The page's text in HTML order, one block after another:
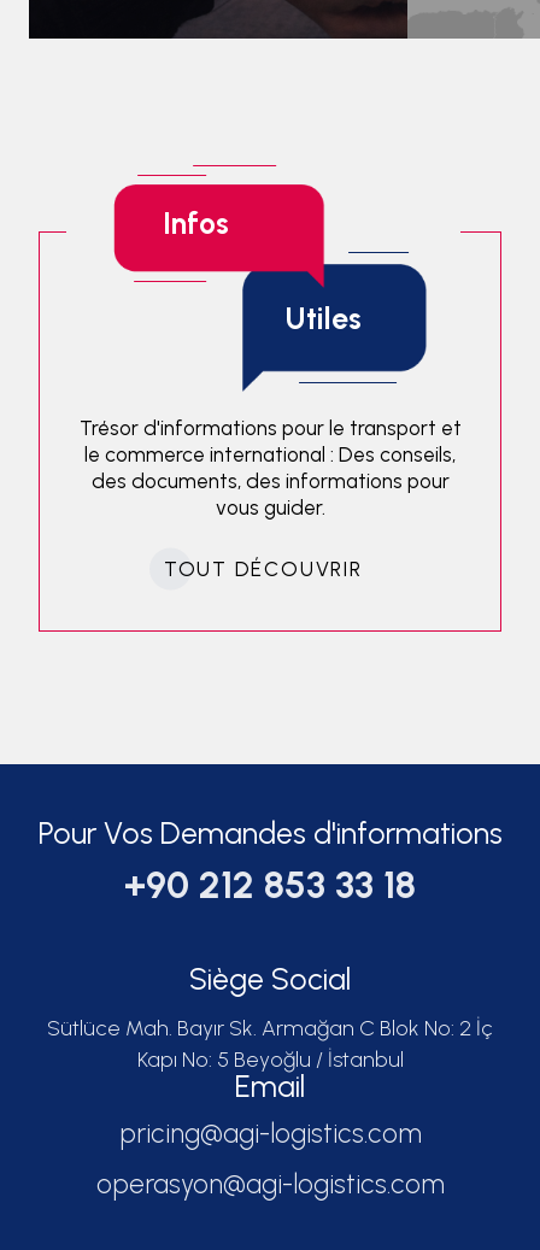
Infos
Utiles
Trésor d'informations pour le transport et
le commerce international : Des conseils,
des documents, des informations pour
vous guider.
TOUT DÉCOUVRIR
Pour Vos Demandes d'informations
+90 212 853 33 18
Siège Social
Sütlüce Mah. Bayır Sk. Armağan C Blok No: 2 İç
Kapı No: 5 Beyoğlu / İstanbul
Email
pricing@agi-logistics.com
operasyon@agi-logistics.com